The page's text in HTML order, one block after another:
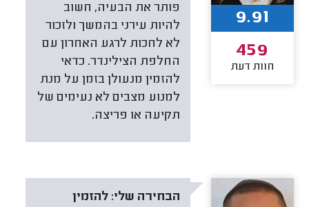
פותר את הבעיה, חשוב
להיות עירני בהמשך ולזכור
לא לחכות לרגע האחרון עם
החלפת הצילינדר. כדאי
להזמין מנעולן בזמן על מנת
למנוע מצבים לא נעימים של
תקיעה או פריצה.
9.91
459
חוות דעת
הבחירה שלי: להזמין